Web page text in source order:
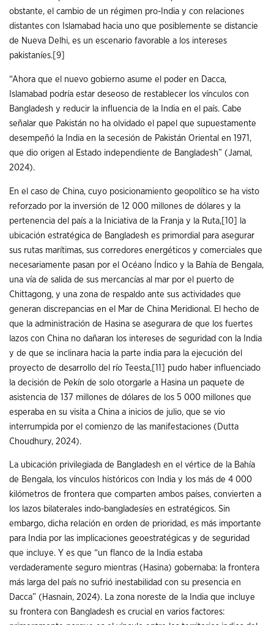
obstante, el cambio de un régimen pro-India y con relaciones
distantes con Islamabad hacia uno que posiblemente se distancie
de Nueva Delhi, es un escenario favorable a los intereses
pakistaníes. [9]
“Ahora que el nuevo gobierno asume el poder en Dacca,
Islamabad podría estar deseoso de restablecer los vínculos con
Bangladesh y reducir la influencia de la India en el país. Cabe
señalar que Pakistán no ha olvidado el papel que supuestamente
desempeñó la India en la secesión de Pakistán Oriental en 1971,
que dio origen al Estado independiente de Bangladesh” (Jamal,
2024).
En el caso de China, cuyo posicionamiento geopolítico se ha visto
reforzado por la inversión de 12 000 millones de dólares y la
pertenencia del país a la Iniciativa de la Franja y la Ruta,[10] la
ubicación estratégica de Bangladesh es primordial para asegurar
sus rutas marítimas, sus corredores energéticos y comerciales que
necesariamente pasan por el Océano Índico y la Bahía de Bengala,
una vía de salida de sus mercancías al mar por el puerto de
Chittagong, y una zona de respaldo ante sus actividades que
generan discrepancias en el Mar de China Meridional. El hecho de
que la administración de Hasina se asegurara de que los fuertes
lazos con China no dañaran los intereses de seguridad con la India
y de que se inclinara hacia la parte india para la ejecución del
proyecto de desarrollo del río Teesta,[11] pudo haber influenciado
la decisión de Pekín de solo otorgarle a Hasina un paquete de
asistencia de 137 millones de dólares de los 5 000 millones que
esperaba en su visita a China a inicios de julio, que se vio
interrumpida por el comienzo de las manifestaciones (Dutta
Choudhury, 2024).
La ubicación privilegiada de Bangladesh en el vértice de la Bahía
de Bengala, los vínculos históricos con India y los más de 4 000
kilómetros de frontera que comparten ambos países, convierten a
los lazos bilaterales indo-bangladesíes en estratégicos. Sin
embargo, dicha relación en orden de prioridad, es más importante
para India por las implicaciones geoestratégicas y de seguridad
que incluye. Y es que “un flanco de la India estaba
verdaderamente seguro mientras (Hasina) gobernaba: la frontera
más larga del país no sufrió inestabilidad con su presencia en
Dacca” (Hasnain, 2024). La zona noreste de la India que incluye
su frontera con Bangladesh es crucial en varios factores: